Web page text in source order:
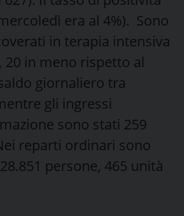
era al 4%). Sono
in terapia intensiva
20 in meno rispetto al
giornaliero tra
gli ingressi
sono stati 259
reparti ordinari sono
persone, 465 unità